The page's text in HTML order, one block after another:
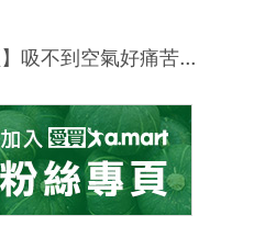
】吸不到空氣好痛苦...